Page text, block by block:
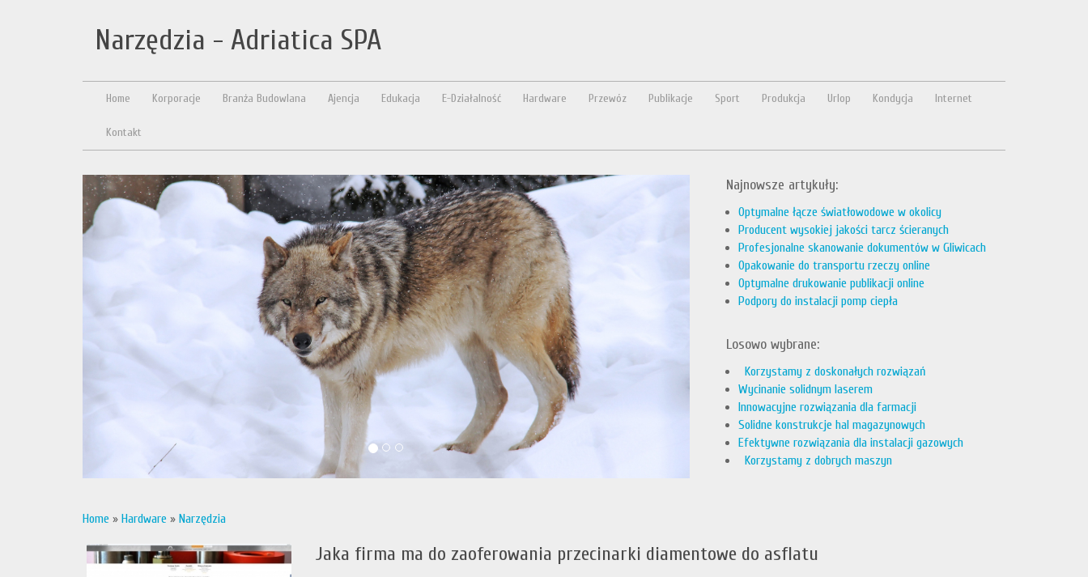
Narzędzia - Adriatica SPA
Home Korporacje Branża Budowlana Ajencja Edukacja E-Działalność Hardware Przewóz Publikacje Sport Produkcja Urlop Kondycja Internet
Kontakt
Najnowsze artykuły:
Optymalne łącze światłowodowe w okolicy
Producent wysokiej jakości tarcz ścieranych
Profesjonalne skanowanie dokumentów w Gliwicach
Opakowanie do transportu rzeczy online
Optymalne drukowanie publikacji online
Podpory do instalacji pomp ciepła
Losowo wybrane:
Korzystamy z doskonałych rozwiązań
Wycinanie solidnym laserem
Innowacyjne rozwiązania dla farmacji
Solidne konstrukcje hal magazynowych
Efektywne rozwiązania dla instalacji gazowych
Korzystamy z dobrych maszyn
Home » Hardware » Narzędzia
Jaka firma ma do zaoferowania przecinarki diamentowe do asflatu